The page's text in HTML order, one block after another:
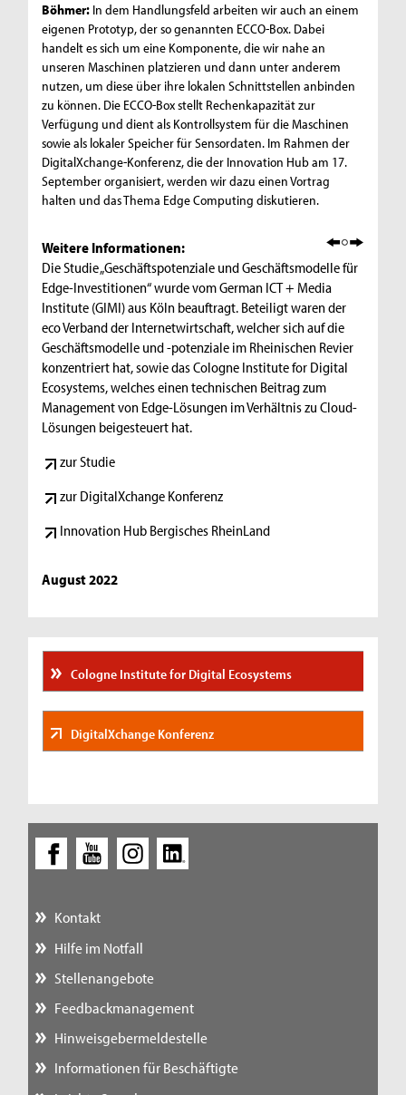
Böhmer: In dem Handlungsfeld arbeiten wir auch an einem
eigenen Prototyp, der so genannten ECCO-Box. Dabei
handelt es sich um eine Komponente, die wir nahe an
unseren Maschinen platzieren und dann unter anderem
nutzen, um diese über ihre lokalen Schnittstellen anbinden
zu können. Die ECCO-Box stellt Rechenkapazität zur
Verfügung und dient als Kontrollsystem für die Maschinen
sowie als lokaler Speicher für Sensordaten. Im Rahmen der
DigitalXchange-Konferenz, die der Innovation Hub am 17.
September organisiert, werden wir dazu einen Vortrag
halten und das Thema Edge Computing diskutieren.
Weitere Informationen:
Die Studie „Geschäftspotenziale und Geschäftsmodelle für
Edge-Investitionen“ wurde vom German ICT + Media
Institute (GIMI) aus Köln beauftragt. Beteiligt waren der
eco Verband der Internetwirtschaft, welcher sich auf die
Geschäftsmodelle und -potenziale im Rheinischen Revier
konzentriert hat, sowie das Cologne Institute for Digital
Ecosystems, welches einen technischen Beitrag zum
Management von Edge-Lösungen im Verhältnis zu Cloud-
Lösungen beigesteuert hat.
zur Studie
zur DigitalXchange Konferenz
Innovation Hub Bergisches RheinLand
August 2022
Cologne Institute for Digital Ecosystems
DigitalXchange Konferenz
Kontakt
Hilfe im Notfall
Stellenangebote
Feedbackmanagement
Hinweisgebermeldestelle
Informationen für Beschäftigte